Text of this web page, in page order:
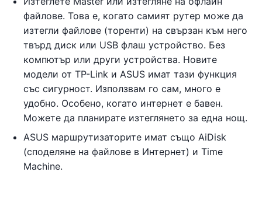
файлове. Това е, когато самият рутер може да
изтегли файлове (торенти) на свързан към него
твърд диск или USB флаш устройство. Без
компютър или други устройства. Новите
модели от TP-Link и ASUS имат тази функция
със сигурност. Използвам го сам, много е
удобно. Особено, когато интернет е бавен.
Можете да планирате изтеглянето за една нощ.
ASUS маршрутизаторите имат също AiDisk
(споделяне на файлове в Интернет) и Time
Machine.